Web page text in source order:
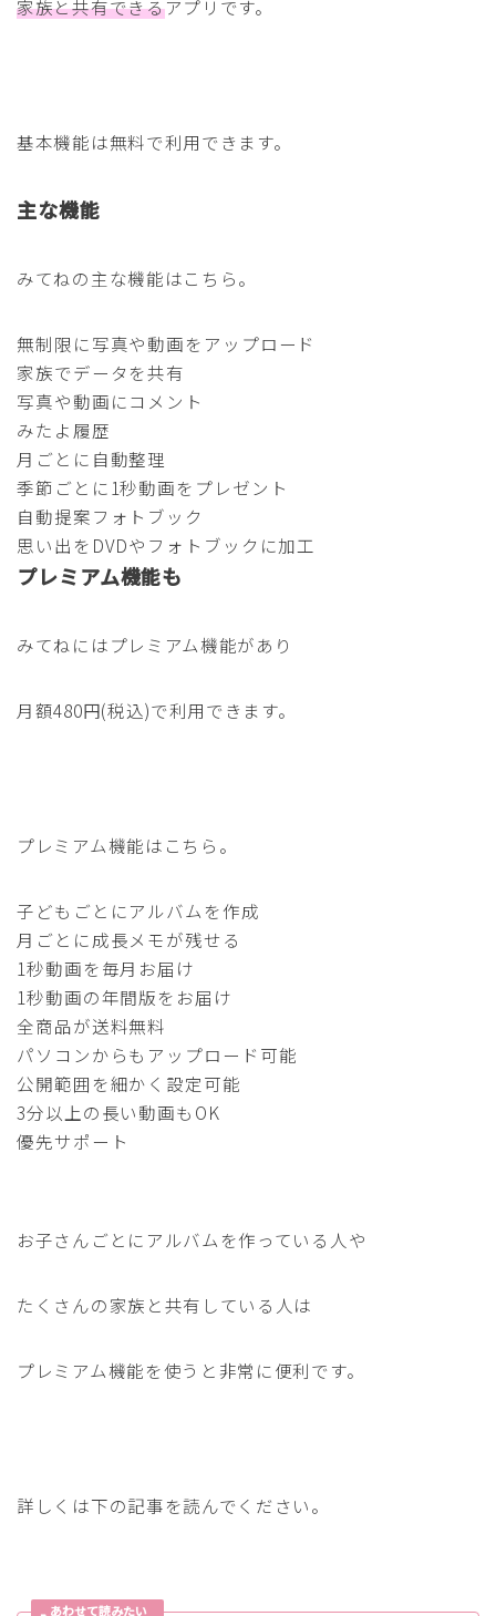
家族と共有できるアプリです。
基本機能は無料で利用できます。
主な機能
みてねの主な機能はこちら。
無制限に写真や動画をアップロード
家族でデータを共有
写真や動画にコメント
みたよ履歴
月ごとに自動整理
季節ごとに1秒動画をプレゼント
自動提案フォトブック
思い出をDVDやフォトブックに加工
プレミアム機能も
みてねにはプレミアム機能があり
月額480円(税込)で利用できます。
プレミアム機能はこちら。
子どもごとにアルバムを作成
月ごとに成長メモが残せる
1秒動画を毎月お届け
1秒動画の年間版をお届け
全商品が送料無料
パソコンからもアップロード可能
公開範囲を細かく設定可能
3分以上の長い動画もOK
優先サポート
お子さんごとにアルバムを作っている人や
たくさんの家族と共有している人は
プレミアム機能を使うと非常に便利です。
詳しくは下の記事を読んでください。